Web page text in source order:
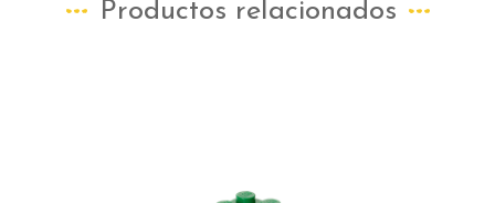
Productos relacionados